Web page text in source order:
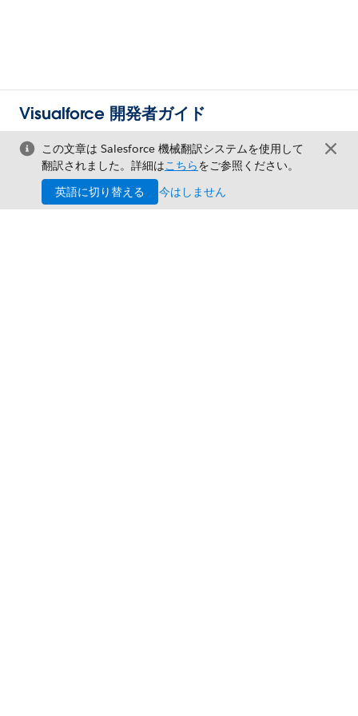
Visualforce 開発者ガイド
この文章は Salesforce 機械翻訳システムを使用して
翻訳されました。詳細はこちらをご参照ください。
英語に切り替える
今はしません